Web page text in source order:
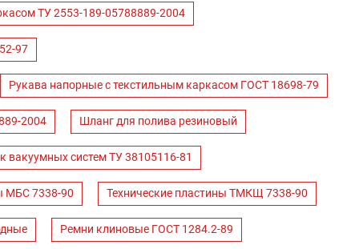
ТУ 2553-189-05788889-2004
97
Рукава напорные с текстильным каркасом ГОСТ 18698-79
2004 Шланг для полива резиновый
вакуумных систем ТУ 38105116-81
МБС 7338-90 Технические пластины ТМКЩ 7338-90
Ремни клиновые ГОСТ 1284.2-89